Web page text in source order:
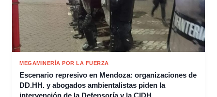
MEGAMINERÍA POR LA FUERZA
Escenario represivo en Mendoza: organizaciones de
DD.HH. y abogados ambientalistas piden la